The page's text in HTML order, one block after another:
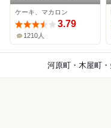
ケーキ、マカロン
3.79
1210人